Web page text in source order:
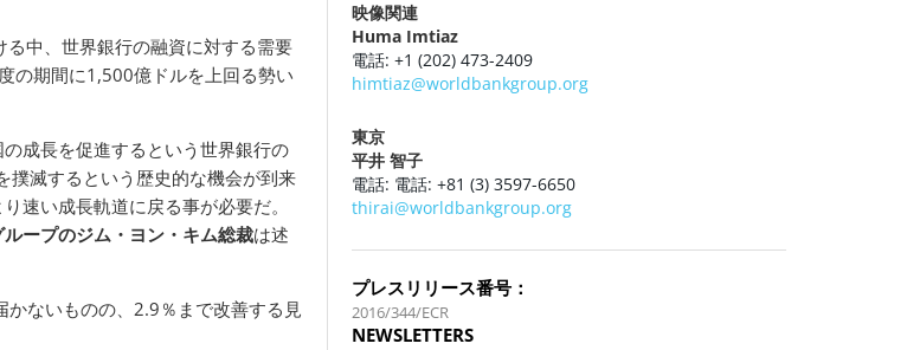
中、世界銀行の融資に対する需要
の期間に1,500億ドルを上回る勢い
成長を促進するという世界銀行の
撲滅するという歴史的な機会が到来
速い成長軌道に戻る事が必要だ。
ープのジム・ヨン・キム総裁は述
ないものの、2.9％まで改善する見
映像関連
Huma Imtiaz
電話: +1 (202) 473-2409
himtiaz@worldbankgroup.org
東京
平井 智子
電話: 電話: +81 (3) 3597-6650
thirai@worldbankgroup.org
プレスリリース番号：
2016/344/ECR
NEWSLETTERS